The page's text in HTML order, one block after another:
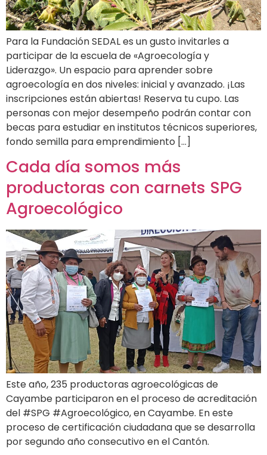
Para la Fundación SEDAL es un gusto invitarles a
participar de la escuela de «Agroecología y
Liderazgo». Un espacio para aprender sobre
agroecología en dos niveles: inicial y avanzado. ¡Las
inscripciones están abiertas! Reserva tu cupo. Las
personas con mejor desempeño podrán contar con
becas para estudiar en institutos técnicos superiores,
fondo semilla para emprendimiento […]
Cada día somos más
productoras con carnets SPG
Agroecológico
Este año, 235 productoras agroecológicas de
Cayambe participaron en el proceso de acreditación
del #SPG #Agroecológico, en Cayambe. En este
proceso de certificación ciudadana que se desarrolla
por segundo año consecutivo en el Cantón.